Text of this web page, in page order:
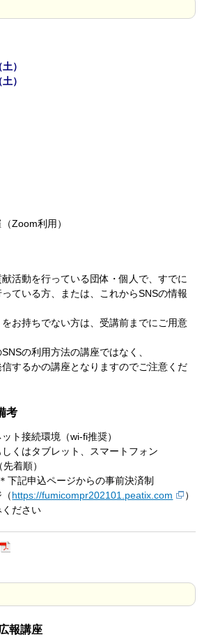
）
）
Zoom利用）
活動を行っている団体・個人で、すでに
ている方、または、これからSNSの情報
お持ちでない方は、受講前までにご用意
の利用方法の講座ではなく、
するかの講座となりますのでご注意くだ
考
ト接続環境（wi-fi推奨）
タブレット、スマートフォン
着順）
記申込ページからの事前決済制
https://fumicompr202101.peatix.com
）
ください
報講座